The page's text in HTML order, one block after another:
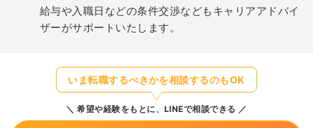
給与や入職日などの条件交渉などもキャリアアドバイ
ザーがサポートいたします。
いま転職するべきかを相談するのもOK
希望や経験をもとに、LINEで相談できる